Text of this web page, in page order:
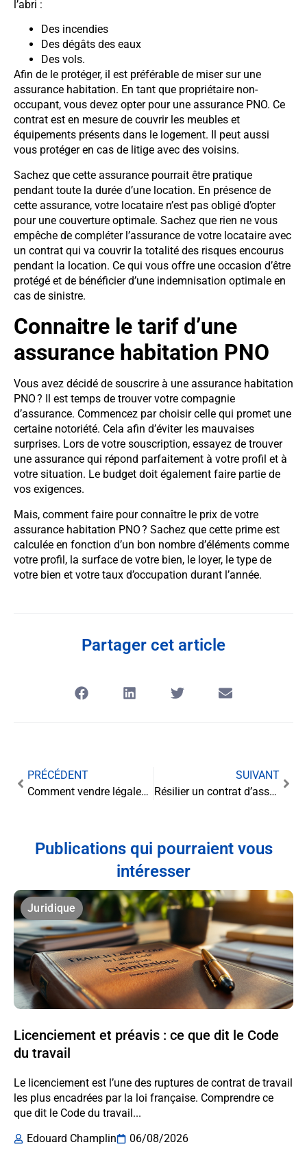
l’abri :
Des incendies
Des dégâts des eaux
Des vols.
Afin de le protéger, il est préférable de miser sur une
assurance habitation. En tant que propriétaire non-
occupant, vous devez opter pour une assurance PNO. Ce
contrat est en mesure de couvrir les meubles et
équipements présents dans le logement. Il peut aussi
vous protéger en cas de litige avec des voisins.
Sachez que cette assurance pourrait être pratique
pendant toute la durée d’une location. En présence de
cette assurance, votre locataire n’est pas obligé d’opter
pour une couverture optimale. Sachez que rien ne vous
empêche de compléter l’assurance de votre locataire avec
un contrat qui va couvrir la totalité des risques encourus
pendant la location. Ce qui vous offre une occasion d’être
protégé et de bénéficier d’une indemnisation optimale en
cas de sinistre.
Connaitre le tarif d’une
assurance habitation PNO
Vous avez décidé de souscrire à une assurance habitation
PNO ? Il est temps de trouver votre compagnie
d’assurance. Commencez par choisir celle qui promet une
certaine notoriété. Cela afin d’éviter les mauvaises
surprises. Lors de votre souscription, essayez de trouver
une assurance qui répond parfaitement à votre profil et à
votre situation. Le budget doit également faire partie de
vos exigences.
Mais, comment faire pour connaître le prix de votre
assurance habitation PNO ? Sachez que cette prime est
calculée en fonction d’un bon nombre d’éléments comme
votre profil, la surface de votre bien, le loyer, le type de
votre bien et votre taux d’occupation durant l’année.
Partager cet article
PRÉCÉDENT
Comment vendre légalement un bien immobilier?
SUIVANT
Résilier un contrat d’assurance santé complémentaire avec la loi du 14 juillet 2019
Publications qui pourraient vous
intéresser
Juridique
Licenciement et préavis : ce que dit le Code
du travail
Le licenciement est l’une des ruptures de contrat de travail
les plus encadrées par la loi française. Comprendre ce
que dit le Code du travail...
Edouard Champlin
06/08/2026